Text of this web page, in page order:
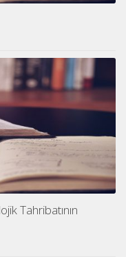
Tahribatının